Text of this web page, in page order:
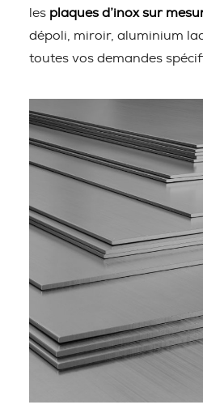
les plaques d’inox sur
dépoli, miroir, aluminium
toutes vos demandes